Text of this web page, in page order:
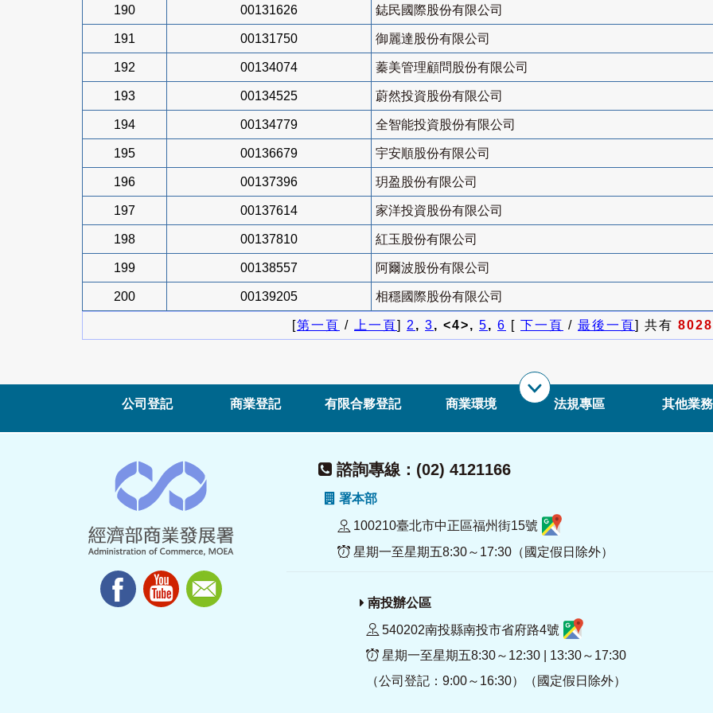
190 00131626 鋕民國際股份有限公司
191 00131750 御麗達股份有限公司
192 00134074 蓁美管理顧問股份有限公司
193 00134525 蔚然投資股份有限公司
194 00134779 全智能投資股份有限公司
195 00136679 宇安順股份有限公司
196 00137396 玥盈股份有限公司
197 00137614 家洋投資股份有限公司
198 00137810 紅玉股份有限公司
199 00138557 阿爾波股份有限公司
200 00139205 相穩國際股份有限公司
[第一頁 / 上一頁] 2, 3, <4>, 5, 6 [ 下一頁 / 最後一頁] 共有 8028
公司登記 商業登記 有限合夥登記 商業環境 法規專區 其他業務
諮詢專線：(02) 4121166
署本部
100210臺北市中正區福州街15號
星期一至星期五8:30～17:30（國定假日除外）
南投辦公區
540202南投縣南投市省府路4號
星期一至星期五8:30～12:30 | 13:30～17:30
（公司登記：9:00～16:30）（國定假日除外）